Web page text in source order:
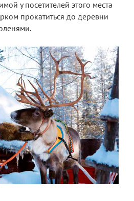
у посетителей этого места
прокатиться до деревни